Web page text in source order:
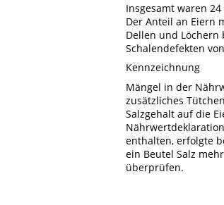
Insgesamt waren
Der Anteil an Eiern
Dellen und
Schalendefekten
Kennzeichnung
Mängel in der
zusätzliches
Salzgehalt auf die
enthalten, erfolgte
ein Beutel Salz
überprüfen.